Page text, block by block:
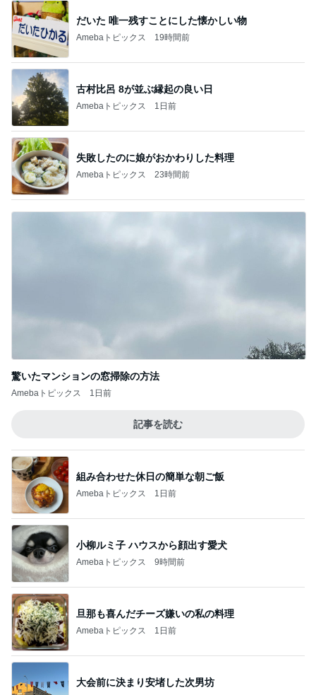
だいた 唯一残すことにした懐かしい物
Amebaトピックス 19時間前
古村比呂 8が並ぶ縁起の良い日
Amebaトピックス 1日前
失敗したのに娘がおかわりした料理
Amebaトピックス 23時間前
驚いたマンションの窓掃除の方法
Amebaトピックス 1日前
記事を読む
組み合わせた休日の簡単な朝ご飯
Amebaトピックス 1日前
小柳ルミ子 ハウスから顔出す愛犬
Amebaトピックス 9時間前
旦那も喜んだチーズ嫌いの私の料理
Amebaトピックス 1日前
大会前に決まり安堵した次男坊